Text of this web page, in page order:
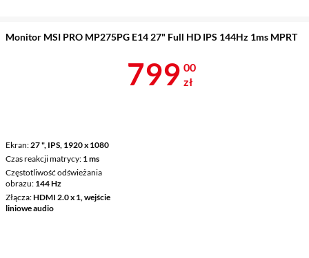
Monitor MSI PRO MP275PG E14 27" Full HD IPS 144Hz 1ms MPRT
Ekran 27 ", IPS, 1920 x 1080
Czas reakcji matrycy 1 ms
Częstotliwość odświeżania
obrazu 144 Hz
Złącza HDMI 2.0 x 1, wejście
liniowe audio
Cena 799 zł
799 00
zł